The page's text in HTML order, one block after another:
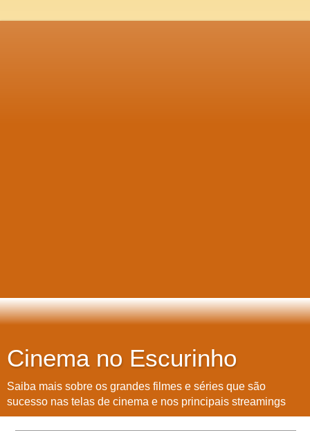
Cinema no Escurinho
Saiba mais sobre os grandes filmes e séries que são
sucesso nas telas de cinema e nos principais streamings